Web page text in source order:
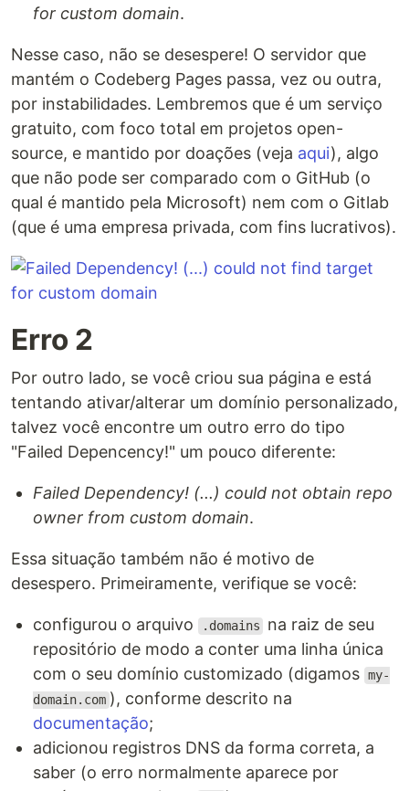
for custom domain.
Nesse caso, não se desespere! O servidor que
mantém o Codeberg Pages passa, vez ou outra,
por instabilidades. Lembremos que é um serviço
gratuito, com foco total em projetos open-
source, e mantido por doações (veja aqui), algo
que não pode ser comparado com o GitHub (o
qual é mantido pela Microsoft) nem com o Gitlab
(que é uma empresa privada, com fins lucrativos).
Erro 2
Por outro lado, se você criou sua página e está
tentando ativar/alterar um domínio personalizado,
talvez você encontre um outro erro do tipo
"Failed Depencency!" um pouco diferente:
Failed Dependency! (...) could not obtain repo
owner from custom domain.
Essa situação também não é motivo de
desespero. Primeiramente, verifique se você:
configurou o arquivo .domains
na raiz de seu
repositório de modo a conter uma linha única
com o seu domínio customizado (digamos my-
domain.com ), conforme descrito na
documentação;
adicionou registros DNS da forma correta, a
saber (o erro normalmente aparece por